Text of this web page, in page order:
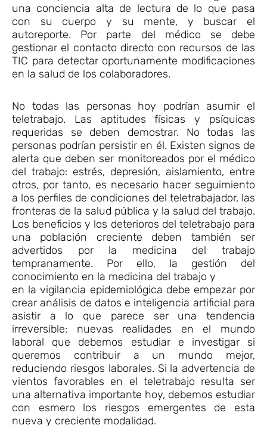
una conciencia alta de lectura de lo que pasa
con su cuerpo y su mente, y buscar el
autoreporte. Por parte del médico se debe
gestionar el contacto directo con recursos de las
TIC para detectar oportunamente modificaciones
en la salud de los colaboradores.
No todas las personas hoy podrían asumir el
teletrabajo. Las aptitudes físicas y psíquicas
requeridas se deben demostrar. No todas las
personas podrían persistir en él. Existen signos de
alerta que deben ser monitoreados por el médico
del trabajo: estrés, depresión, aislamiento, entre
otros, por tanto, es necesario hacer seguimiento
a los perfiles de condiciones del teletrabajador, las
fronteras de la salud pública y la salud del trabajo.
Los beneficios y los deterioros del teletrabajo para
una población creciente deben también ser
advertidos por la medicina del trabajo
tempranamente. Por ello, la gestión del
conocimiento en la medicina del trabajo y
en la vigilancia epidemiológica debe empezar por
crear análisis de datos e inteligencia artificial para
asistir a lo que parece ser una tendencia
irreversible: nuevas realidades en el mundo
laboral que debemos estudiar e investigar si
queremos contribuir a un mundo mejor,
reduciendo riesgos laborales. Si la advertencia de
vientos favorables en el teletrabajo resulta ser
una alternativa importante hoy, debemos estudiar
con esmero los riesgos emergentes de esta
nueva y creciente modalidad.